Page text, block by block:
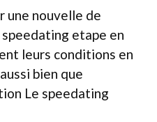
une nouvelle de
etape en
leurs conditions en
bien que
Le speedating